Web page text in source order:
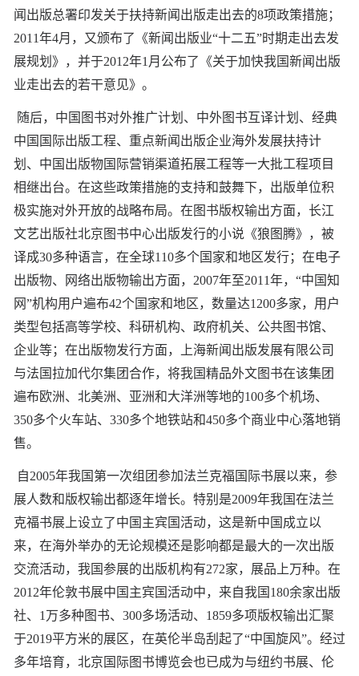
闻出版总署印发关于扶持新闻出版走出去的8项政策措施；
2011年4月，又颁布了《新闻出版业“十二五”时期走出去发
展规划》，并于2012年1月公布了《关于加快我国新闻出版
业走出去的若干意见》。
随后，中国图书对外推广计划、中外图书互译计划、经典
中国国际出版工程、重点新闻出版企业海外发展扶持计
划、中国出版物国际营销渠道拓展工程等一大批工程项目
相继出台。在这些政策措施的支持和鼓舞下，出版单位积
极实施对外开放的战略布局。在图书版权输出方面，长江
文艺出版社北京图书中心出版发行的小说《狼图腾》，被
译成30多种语言，在全球110多个国家和地区发行；在电子
出版物、网络出版物输出方面，2007年至2011年，“中国知
网”机构用户遍布42个国家和地区，数量达1200多家，用户
类型包括高等学校、科研机构、政府机关、公共图书馆、
企业等；在出版物发行方面，上海新闻出版发展有限公司
与法国拉加代尔集团合作，将我国精品外文图书在该集团
遍布欧洲、北美洲、亚洲和大洋洲等地的100多个机场、
350多个火车站、330多个地铁站和450多个商业中心落地销
售。
自2005年我国第一次组团参加法兰克福国际书展以来，参
展人数和版权输出都逐年增长。特别是2009年我国在法兰
克福书展上设立了中国主宾国活动，这是新中国成立以
来，在海外举办的无论规模还是影响都是最大的一次出版
交流活动，我国参展的出版机构有272家，展品上万种。在
2012年伦敦书展中国主宾国活动中，来自我国180余家出版
社、1万多种图书、300多场活动、1859多项版权输出汇聚
于2019平方米的展区，在英伦半岛刮起了“中国旋风”。经过
多年培育，北京国际图书博览会也已成为与纽约书展、伦